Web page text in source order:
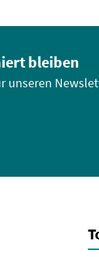
bleiben
unseren